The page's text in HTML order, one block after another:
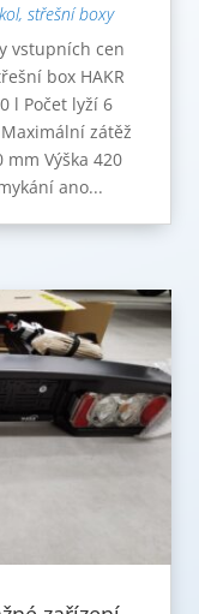
střešní boxy
vstupních cen
box HAKR
l Počet lyží 6
zátěž
mm Výška 420
ano...